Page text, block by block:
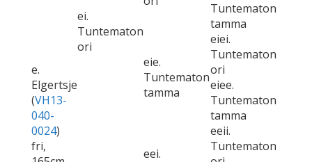
e.
Elgertsje
(VH13-
040-
0024)
fri,
ei.
Tuntematon
ori
Tuntematon
tamma
eie.
Tuntematon
tamma
eiei.
Tuntematon
ori
eiee.
Tuntematon
tamma
eei.
eeii.
Tuntematon